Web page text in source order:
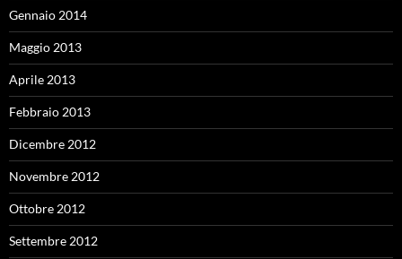
Gennaio 2014
Maggio 2013
Aprile 2013
Febbraio 2013
Dicembre 2012
Novembre 2012
Ottobre 2012
Settembre 2012